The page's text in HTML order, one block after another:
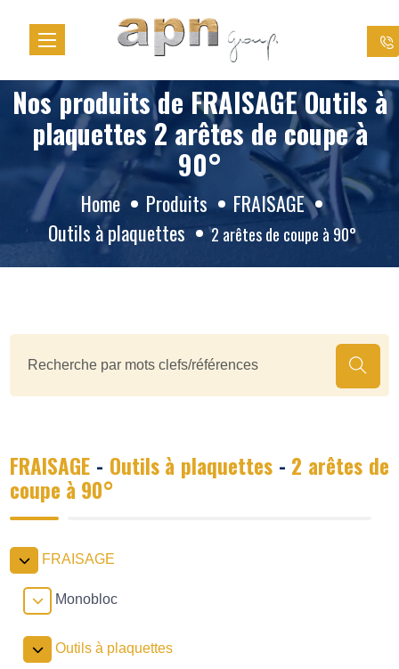
Nos produits de FRAISAGE Outils à
plaquettes 2 arêtes de coupe à
90°
Home Produits
FRAISAGE
Outils à plaquettes
2 arêtes de coupe à 90°
FRAISAGE - Outils à plaquettes - 2 arêtes de
coupe à 90°
FRAISAGE
Monobloc
Outils à plaquettes